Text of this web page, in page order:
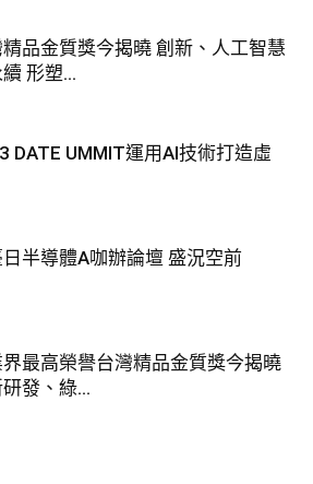
品金質獎今揭曉 創新、人工智慧
形塑...
DATE UMMIT運用AI技術打造虛
半導體A咖辦論壇 盛況空前
界最高榮譽台灣精品金質獎今揭曉
發、綠...